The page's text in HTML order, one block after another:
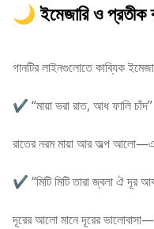
🌙 ইমেজারি ও প্রতীক
গানটির লাইনগুলোতে কাব্যিক
✔ “মায়া ভরা রাত, আধ ফালি চাঁদ”
রাতের নরম মায়া আর অল্প
✔ “মিটি মিটি তারা জ্বলা ঐ দূর
দূরের আলো মানে দূরের